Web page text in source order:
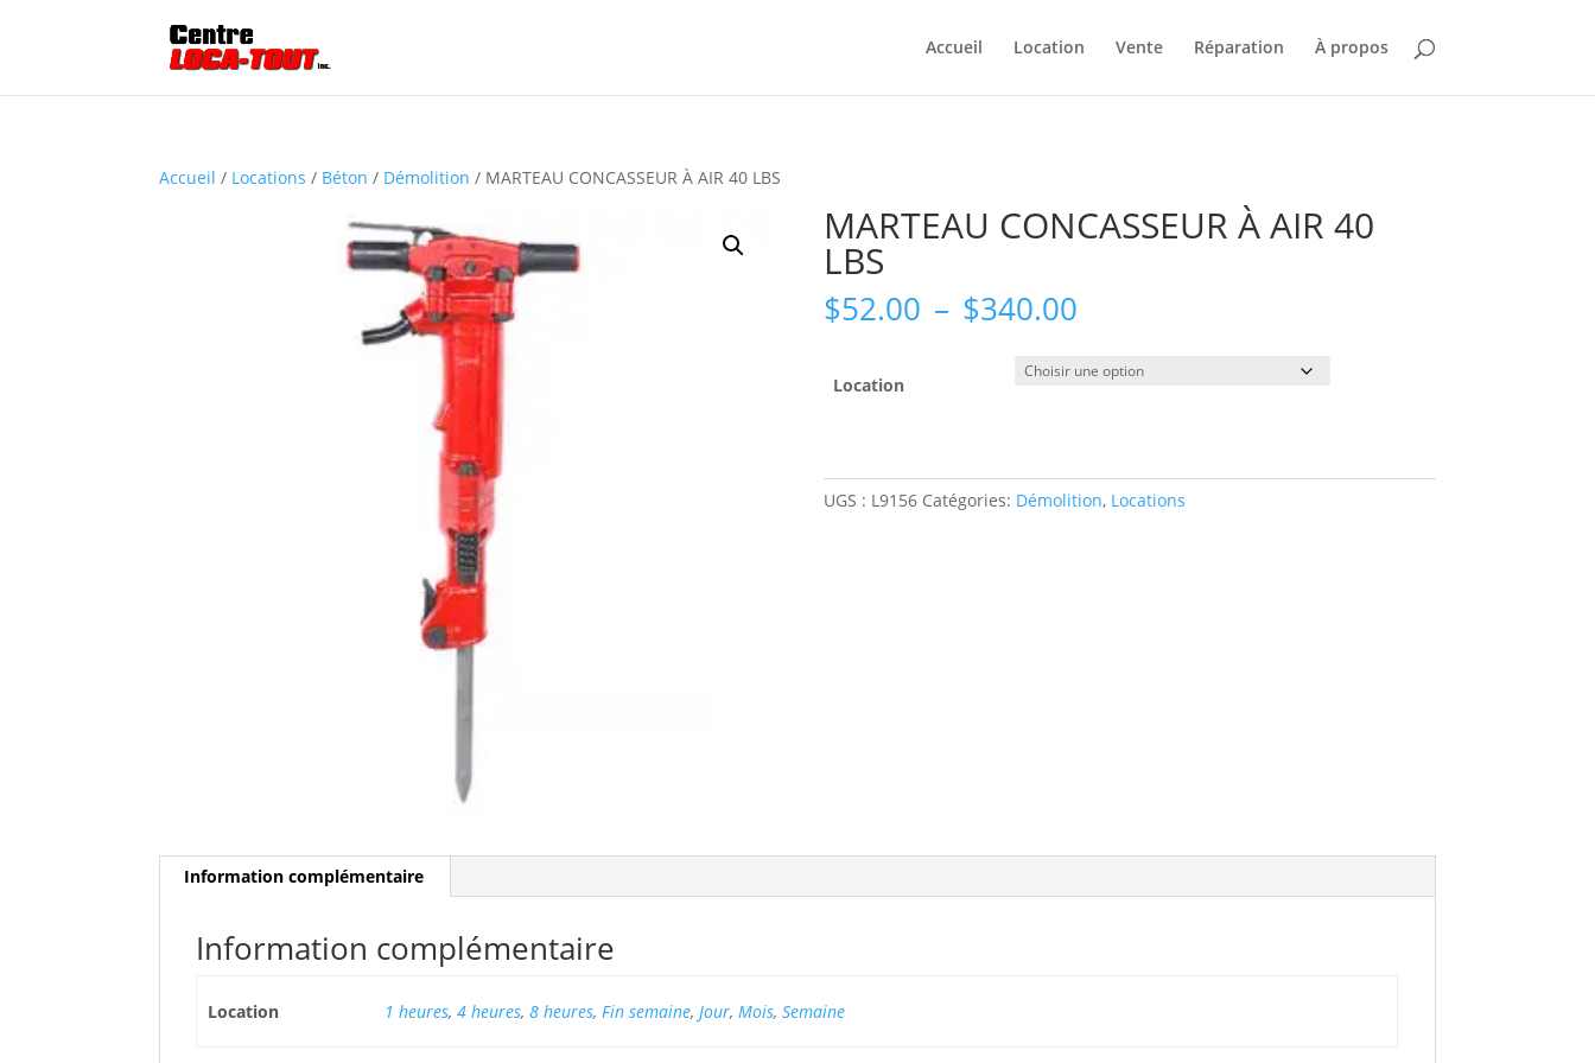
Accueil Location Vente Réparation À propos
Accueil / Locations / Béton / Démolition / MARTEAU CONCASSEUR À AIR 40 LBS
MARTEAU CONCASSEUR À AIR 40
LBS
$52.00 – $340.00Plage
prix :
$52.00
Location
UGS : L9156 Catégories: Démolition, Locations
Information complémentaire
Information complémentaire
Location 1 heures, 4 heures, 8 heures, Fin semaine, Jour, Mois, Semaine